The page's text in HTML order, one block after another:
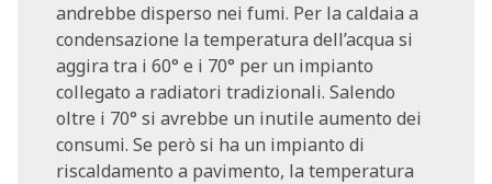
andrebbe disperso nei fumi. Per la caldaia a
condensazione la temperatura dell’acqua si
aggira tra i 60° e i 70° per un impianto
collegato a radiatori tradizionali. Salendo
oltre i 70° si avrebbe un inutile aumento dei
consumi. Se però si ha un impianto di
riscaldamento a pavimento, la temperatura